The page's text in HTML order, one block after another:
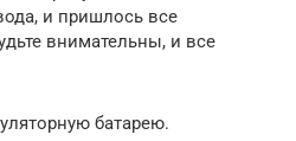
и пришлось все
внимательны, и все
батарею.